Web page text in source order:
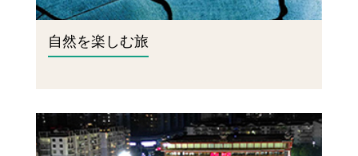
自然を楽しむ旅